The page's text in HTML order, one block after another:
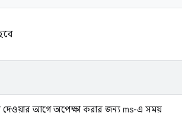
দেওয়ার আগে অপেক্ষা করার জন্য ms-এ সময়